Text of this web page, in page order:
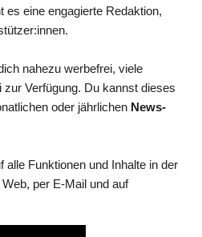
es eine engagierte Redaktion,
nahezu werbefrei, viele
Verfügung. Du kannst dieses
oder jährlichen News-
alle Funktionen und Inhalte in der
per E-Mail und auf